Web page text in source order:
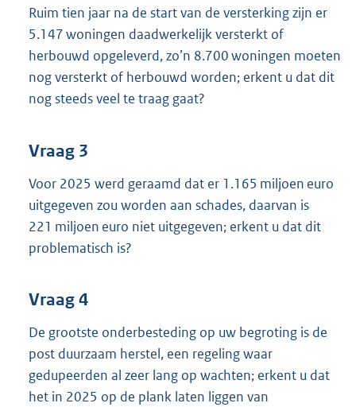
Ruim tien jaar na de start van de versterking zijn er
5.147 woningen daadwerkelijk versterkt of
herbouwd opgeleverd, zo’n 8.700 woningen moeten
nog versterkt of herbouwd worden; erkent u dat dit
nog steeds veel te traag gaat?
Vraag 3
Voor 2025 werd geraamd dat er 1.165 miljoen euro
uitgegeven zou worden aan schades, daarvan is
221 miljoen euro niet uitgegeven; erkent u dat dit
problematisch is?
Vraag 4
De grootste onderbesteding op uw begroting is de
post duurzaam herstel, een regeling waar
gedupeerden al zeer lang op wachten; erkent u dat
het in 2025 op de plank laten liggen van